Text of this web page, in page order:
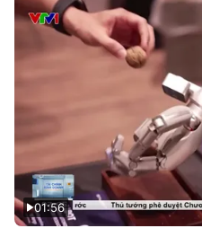
01:56